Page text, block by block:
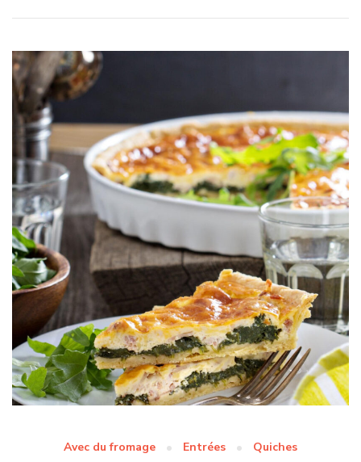
Avec du fromage Entrées Quiches